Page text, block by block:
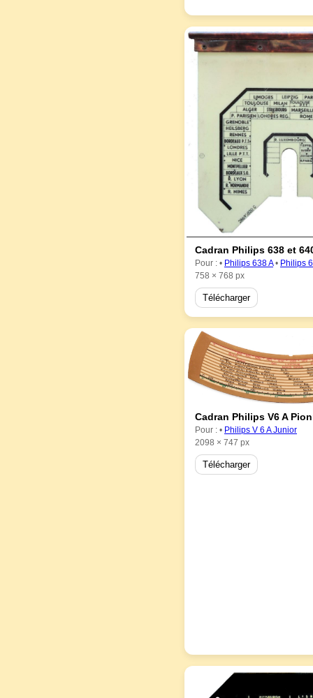
Cadran Philips 638 et
Pour : • Philips 638 A• Philips
758 × 768 px
Télécharger
Cadran Philips V6 A
Pour : • Philips V 6 A Junior
2098 × 747 px
Télécharger